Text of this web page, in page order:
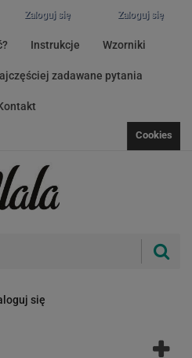
Zaloguj się
Zaloguj się
Instrukcje Wzorniki
zadawane pytania
Cookies
się